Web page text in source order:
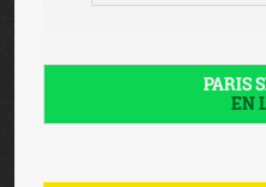
PARIS
EN